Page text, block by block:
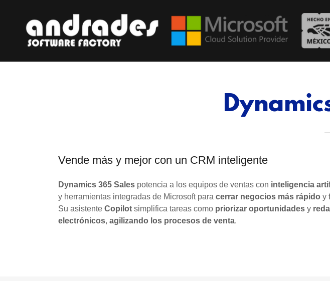
Vende más y mejor con un CRM inteligente
Dynamics 365 Sales potencia a los equipos de ventas con inteligencia
y herramientas integradas de Microsoft para cerrar negocios más rápido y
Su asistente Copilot simplifica tareas como priorizar oportunidades y
electrónicos, agilizando los procesos de venta.